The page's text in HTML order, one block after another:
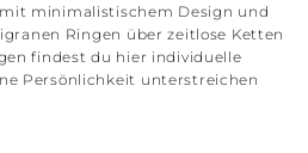
minimalistischem Design und
Ringen über zeitlose Ketten
findest du hier individuelle
Persönlichkeit unterstreichen